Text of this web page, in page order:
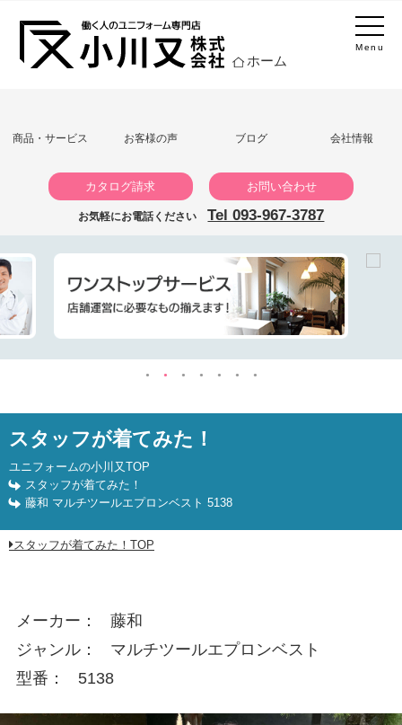
Menu
ホーム
商品・サービス お客様の声 ブログ 会社情報
カタログ請求 お問い合わせ
お気軽にお電話ください Tel 093-967-3787
スタッフが着てみた！
ユニフォームの小川又TOP
スタッフが着てみた！
藤和 マルチツールエプロンベスト 5138
スタッフが着てみた！TOP
メーカー
藤和
ジャンル
マルチツールエプロンベスト
型番
5138